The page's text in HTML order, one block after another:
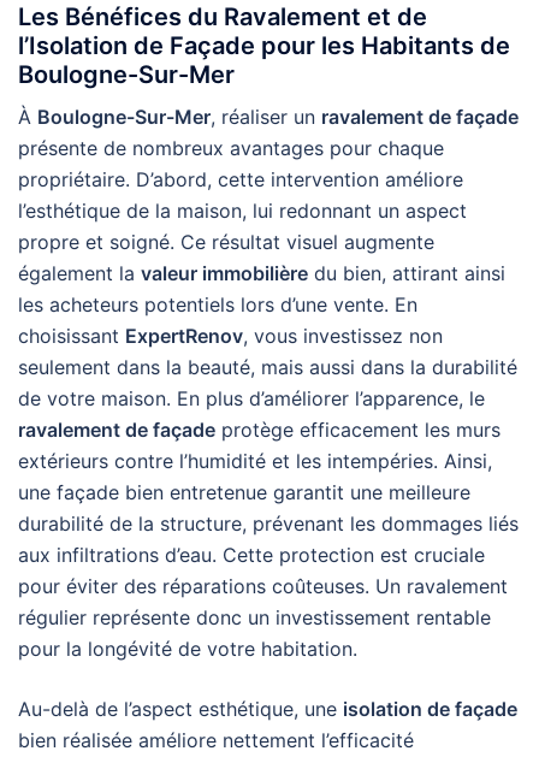
Les Bénéfices du Ravalement et de
l’Isolation de Façade pour les Habitants de
Boulogne-Sur-Mer
À Boulogne-Sur-Mer, réaliser un ravalement de façade
présente de nombreux avantages pour chaque
propriétaire. D’abord, cette intervention améliore
l’esthétique de la maison, lui redonnant un aspect
propre et soigné. Ce résultat visuel augmente
également la valeur immobilière du bien, attirant ainsi
les acheteurs potentiels lors d’une vente. En
choisissant ExpertRenov, vous investissez non
seulement dans la beauté, mais aussi dans la durabilité
de votre maison. En plus d’améliorer l’apparence, le
ravalement de façade protège efficacement les murs
extérieurs contre l’humidité et les intempéries. Ainsi,
une façade bien entretenue garantit une meilleure
durabilité de la structure, prévenant les dommages liés
aux infiltrations d’eau. Cette protection est cruciale
pour éviter des réparations coûteuses. Un ravalement
régulier représente donc un investissement rentable
pour la longévité de votre habitation.
Au-delà de l’aspect esthétique, une isolation de façade
bien réalisée améliore nettement l’efficacité